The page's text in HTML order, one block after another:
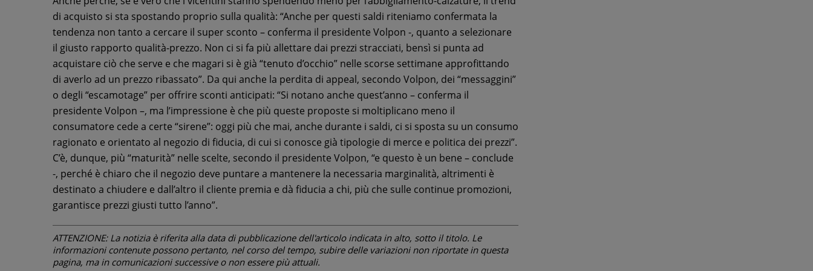
di acquisto si sta spostando proprio sulla qualità: “Anche per questi saldi riteniamo confermata la
tendenza non tanto a cercare il super sconto – conferma il presidente Volpon -, quanto a selezionare
il giusto rapporto qualità-prezzo. Non ci si fa più allettare dai prezzi stracciati, bensì si punta ad
acquistare ciò che serve e che magari si è già “tenuto d’occhio” nelle scorse settimane approfittando
di averlo ad un prezzo ribassato”. Da qui anche la perdita di appeal, secondo Volpon, dei “messaggini”
o degli “escamotage” per offrire sconti anticipati: “Si notano anche quest’anno – conferma il
presidente Volpon –, ma l’impressione è che più queste proposte si moltiplicano meno il
consumatore cede a certe “sirene”: oggi più che mai, anche durante i saldi, ci si sposta su un consumo
ragionato e orientato al negozio di fiducia, di cui si conosce già tipologie di merce e politica dei prezzi”.
C’è, dunque, più “maturità” nelle scelte, secondo il presidente Volpon, “e questo è un bene – conclude
-, perché è chiaro che il negozio deve puntare a mantenere la necessaria marginalità, altrimenti è
destinato a chiudere e dall’altro il cliente premia e dà fiducia a chi, più che sulle continue promozioni,
garantisce prezzi giusti tutto l’anno”.
ATTENZIONE: La notizia è riferita alla data di pubblicazione dell'articolo indicata in alto, sotto il titolo. Le
informazioni contenute possono pertanto, nel corso del tempo, subire delle variazioni non riportate in questa
pagina, ma in comunicazioni successive o non essere più attuali.